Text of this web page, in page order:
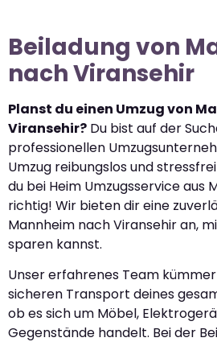
Beiladung von
nach Viransehir
Planst du einen Umzug von
Viransehir? Du bist auf der
professionellen
Umzug reibungslos und
du bei Heim Umzugsservice aus
richtig! Wir bieten dir eine
Mannheim nach Viransehir an,
sparen kannst.
Unser erfahrenes Team
sicheren Transport deines
ob es sich um Möbel,
Gegenstände handelt. Bei der